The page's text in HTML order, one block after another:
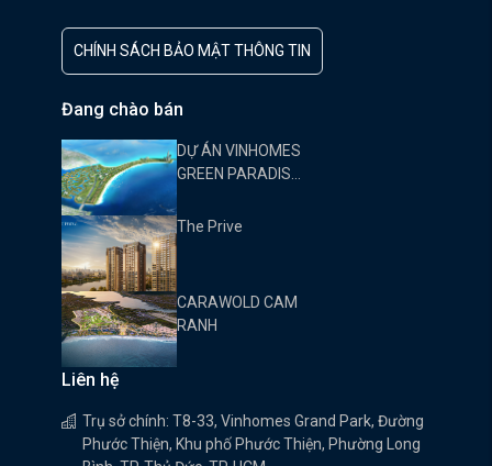
Liên hệ
Trụ sở chính: T8-33, Vinhomes Grand Park, Đường
Phước Thiện, Khu phố Phước Thiện, Phường Long
CHÍNH SÁCH BẢO MẬT THÔNG TIN
Đang chào bán
DỰ ÁN VINHOMES
GREEN PARADISE
The Prive
CARAWOLD CAM
RANH